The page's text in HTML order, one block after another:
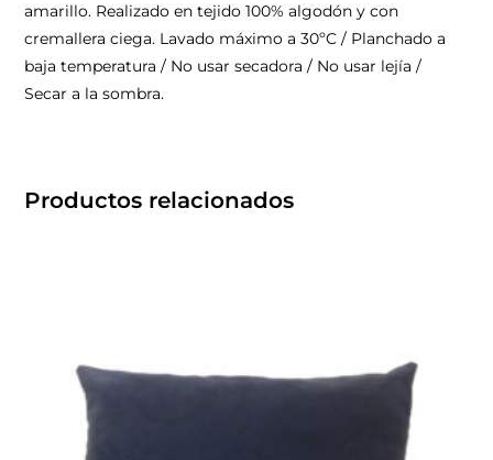
amarillo. Realizado en tejido 100% algodón y con
cremallera ciega. Lavado máximo a 30ºC / Planchado a
baja temperatura / No usar secadora / No usar lejía /
Secar a la sombra.
Productos relacionados